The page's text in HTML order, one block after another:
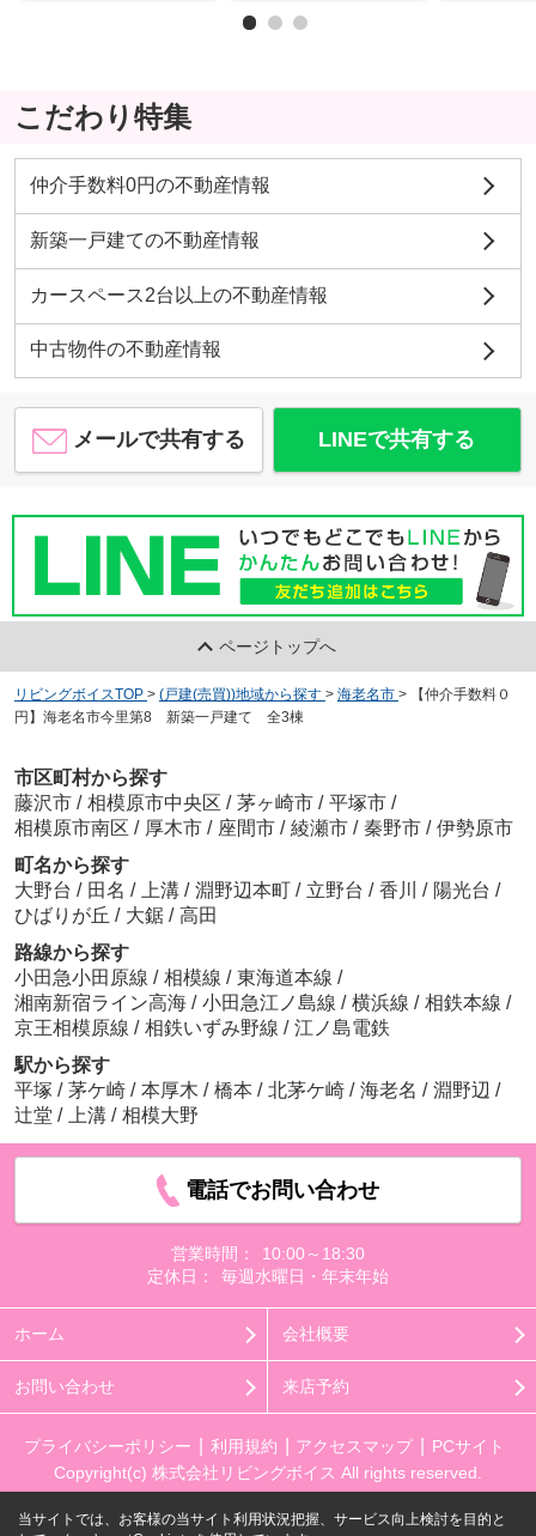
こだわり特集
仲介手数料0円の不動産情報
新築一戸建ての不動産情報
カースペース2台以上の不動産情報
中古物件の不動産情報
メールで共有する LINEで共有する
ページトップへ
リビングボイスTOP > (戸建(売買))地域から探す > 海老名市 >
【仲介手数料０
円】海老名市今里第8 新築一戸建て 全3棟
市区町村から探す
藤沢市 / 相模原市中央区 / 茅ヶ崎市 / 平塚市 /
相模原市南区 / 厚木市 / 座間市 / 綾瀬市 / 秦野市 / 伊勢原市
町名から探す
大野台 / 田名 / 上溝 / 淵野辺本町 / 立野台 / 香川 / 陽光台 /
ひばりが丘 / 大鋸 / 高田
路線から探す
小田急小田原線 / 相模線 / 東海道本線 /
湘南新宿ライン高海 / 小田急江ノ島線 / 横浜線 / 相鉄本線 /
京王相模原線 / 相鉄いずみ野線 / 江ノ島電鉄
駅から探す
平塚 / 茅ケ崎 / 本厚木 / 橋本 / 北茅ケ崎 / 海老名 / 淵野辺 /
辻堂 / 上溝 / 相模大野
電話でお問い合わせ
営業時間：
10:00～18:30
定休日：
毎週水曜日・年末年始
ホーム 会社概要
お問い合わせ 来店予約
プライバシーポリシー 利用規約 アクセスマップ
PCサイト
Copyright(c) 株式会社リビングボイス All rights reserved.
当サイトでは、お客様の当サイト利用状況把握、サービス向上検討を目的と